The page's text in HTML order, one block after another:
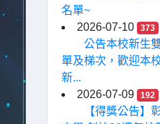
名單~
2026-07-10
373
公告本校新生
單及梯次，歡迎本
新...
2026-07-09
192
【得獎公告】